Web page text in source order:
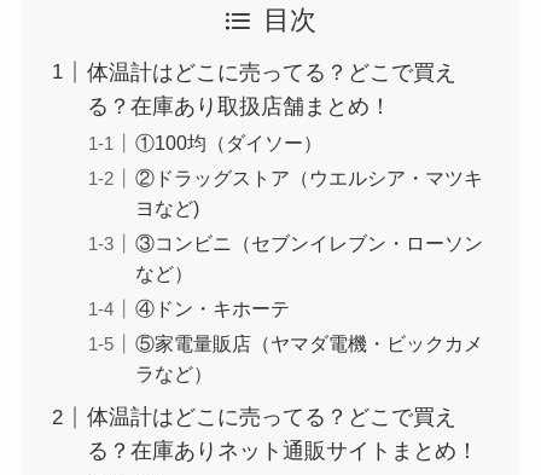
使い捨ておしぼりはどこで買える？販売店は100均
（ダイソー、セリア）！
目次
体温計はどこに売ってる？どこで買え
る？在庫あり取扱店舗まとめ！
①100均（ダイソー）
②ドラッグストア（ウエルシア・マツキ
ヨなど)
③コンビニ（セブンイレブン・ローソン
など）
④ドン・キホーテ
⑤家電量販店（ヤマダ電機・ビックカメ
ラなど）
体温計はどこに売ってる？どこで買え
る？在庫ありネット通販サイトまとめ！